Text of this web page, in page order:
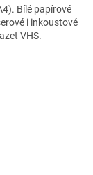
Bílé papírové
i inkoustové
VHS.